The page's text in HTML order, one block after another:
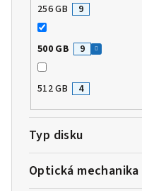
256 GB 9
500 GB 9
512 GB 4
Typ disku
Optická mechanika